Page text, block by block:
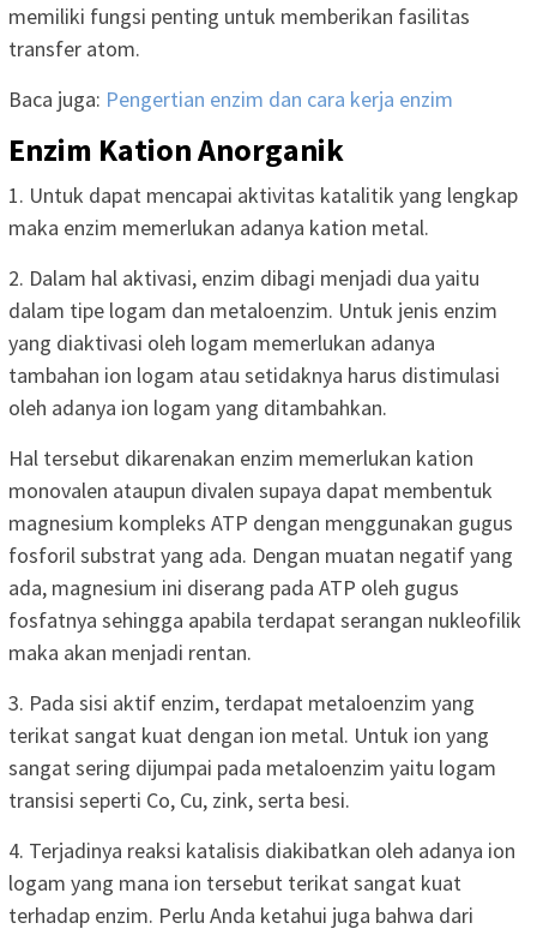
memiliki fungsi penting untuk memberikan fasilitas
transfer atom.
Baca juga: Pengertian enzim dan cara kerja enzim
Enzim Kation Anorganik
1. Untuk dapat mencapai aktivitas katalitik yang lengkap
maka enzim memerlukan adanya kation metal.
2. Dalam hal aktivasi, enzim dibagi menjadi dua yaitu
dalam tipe logam dan metaloenzim. Untuk jenis enzim
yang diaktivasi oleh logam memerlukan adanya
tambahan ion logam atau setidaknya harus distimulasi
oleh adanya ion logam yang ditambahkan.
Hal tersebut dikarenakan enzim memerlukan kation
monovalen ataupun divalen supaya dapat membentuk
magnesium kompleks ATP dengan menggunakan gugus
fosforil substrat yang ada. Dengan muatan negatif yang
ada, magnesium ini diserang pada ATP oleh gugus
fosfatnya sehingga apabila terdapat serangan nukleofilik
maka akan menjadi rentan.
3. Pada sisi aktif enzim, terdapat metaloenzim yang
terikat sangat kuat dengan ion metal. Untuk ion yang
sangat sering dijumpai pada metaloenzim yaitu logam
transisi seperti Co, Cu, zink, serta besi.
4. Terjadinya reaksi katalisis diakibatkan oleh adanya ion
logam yang mana ion tersebut terikat sangat kuat
terhadap enzim. Perlu Anda ketahui juga bahwa dari